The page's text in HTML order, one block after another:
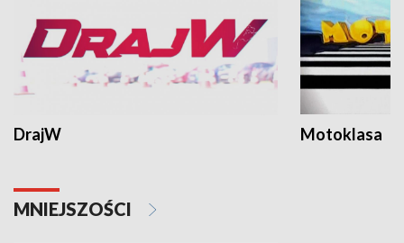
DrajW Motoklasa
MNIEJSZOŚCI